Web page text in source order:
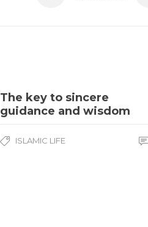
The key to sincere
guidance and wisdom
ISLAMIC LIFE